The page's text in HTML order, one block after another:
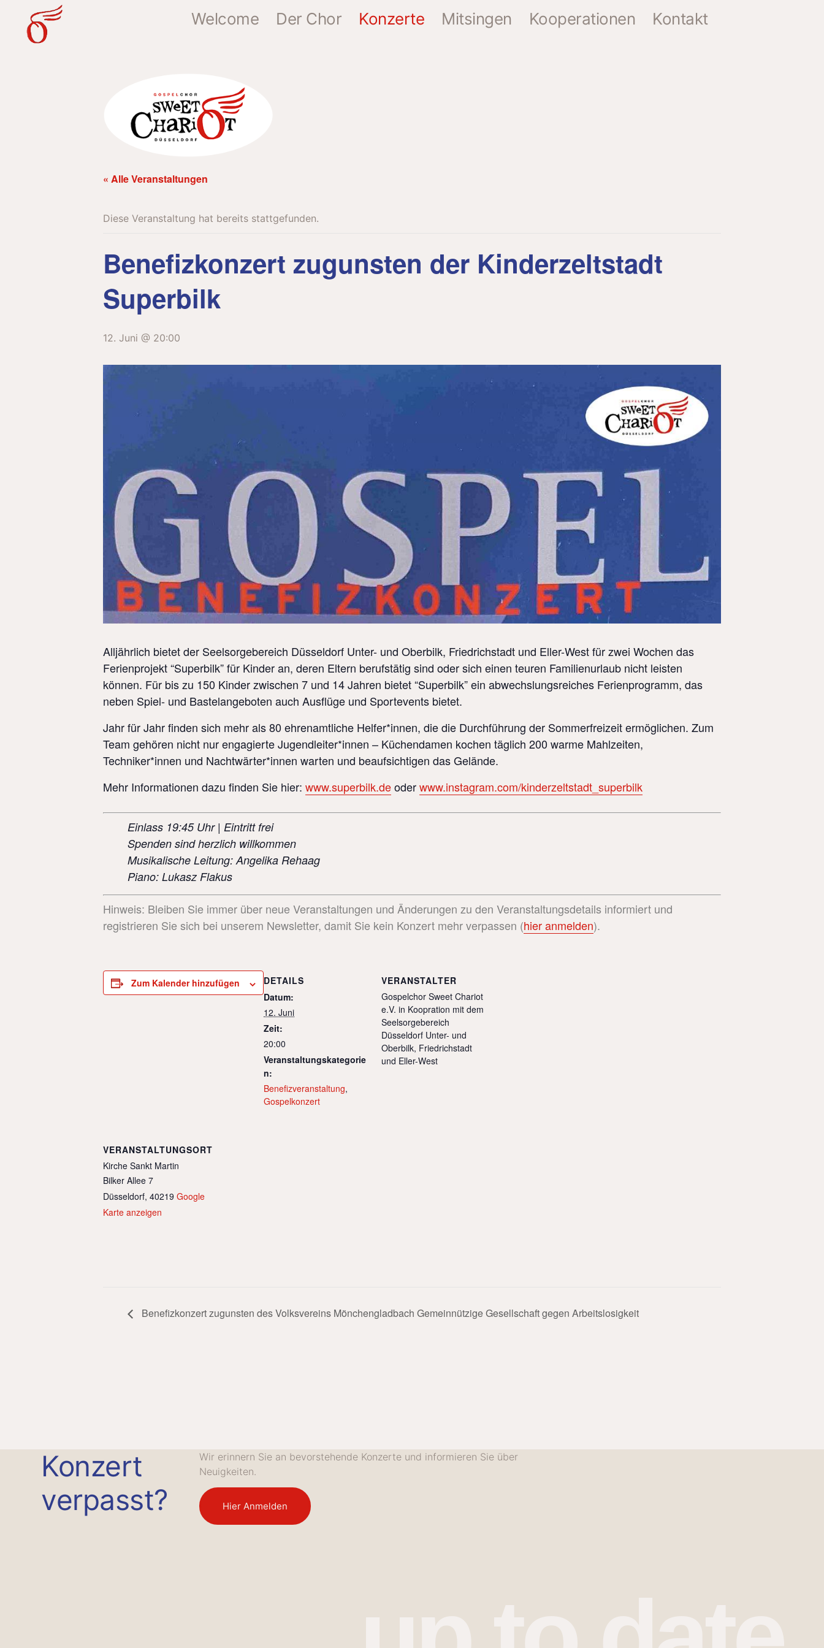
Welcome Der Chor Konzerte Mitsingen Kooperationen Kontakt
« Alle Veranstaltungen
Diese Veranstaltung hat bereits stattgefunden.
Benefizkonzert zugunsten der Kinderzeltstadt
Superbilk
12. Juni @ 20:00
Alljährlich bietet der Seelsorgebereich Düsseldorf Unter- und Oberbilk, Friedrichstadt und Eller-West für zwei Wochen das
Ferienprojekt “Superbilk” für Kinder an, deren Eltern berufstätig sind oder sich einen teuren Familienurlaub nicht leisten
können. Für bis zu 150 Kinder zwischen 7 und 14 Jahren bietet “Superbilk” ein abwechslungsreiches Ferienprogramm, das
neben Spiel- und Bastelangeboten auch Ausflüge und Sportevents bietet.
Jahr für Jahr finden sich mehr als 80 ehrenamtliche Helfer*innen, die die Durchführung der Sommerfreizeit ermöglichen. Zum
Team gehören nicht nur engagierte Jugendleiter*innen – Küchendamen kochen täglich 200 warme Mahlzeiten,
Techniker*innen und Nachtwärter*innen warten und beaufsichtigen das Gelände.
Mehr Informationen dazu finden Sie hier: www.superbilk.deoderwww.instagram.com/kinderzeltstadt_superbilk
Einlass 19:45 Uhr | Eintritt frei
Spenden sind herzlich willkommen
Musikalische Leitung: Angelika Rehaag
Piano: Lukasz Flakus
Hinweis: Bleiben Sie immer über neue Veranstaltungen und Änderungen zu den Veranstaltungsdetails informiert und
registrieren Sie sich bei unserem Newsletter, damit Sie kein Konzert mehr verpassen (hier anmelden).
Zum Kalender hinzufügen
DETAILS
Datum:
12. Juni
Zeit:
20:00
Veranstaltungskategorie
n:
Benefizveranstaltung,
Gospelkonzert
VERANSTALTER
Gospelchor Sweet Chariot
e.V. in Koopration mit dem
Seelsorgebereich
Düsseldorf Unter- und
Oberbilk, Friedrichstadt
und Eller-West
VERANSTALTUNGSORT
Kirche Sankt Martin
Bilker Allee 7
Düsseldorf, 40219 Google
Karte anzeigen
Benefizkonzert zugunsten des Volksvereins Mönchengladbach Gemeinnützige Gesellschaft gegen Arbeitslosigkeit
Konzert
verpasst?
Wir erinnern Sie an bevorstehende Konzerte und informieren Sie über
Neuigkeiten.
Hier Anmelden